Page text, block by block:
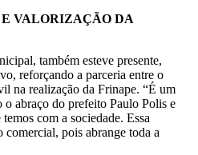
VALORIZAÇÃO DA
também esteve presente,
reforçando a parceria entre o
na realização da Frinape. “É um
o abraço do prefeito Paulo Polis e
com a sociedade. Essa
comercial, pois abrange toda a